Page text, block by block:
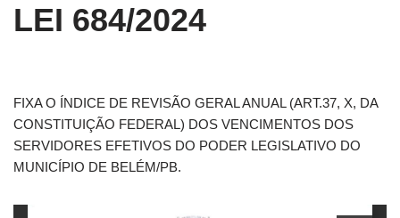
LEI 684/2024
FIXA O ÍNDICE DE REVISÃO GERAL ANUAL (ART.37, X, DA
CONSTITUIÇÃO FEDERAL) DOS VENCIMENTOS DOS
SERVIDORES EFETIVOS DO PODER LEGISLATIVO DO
MUNICÍPIO DE BELÉM/PB.